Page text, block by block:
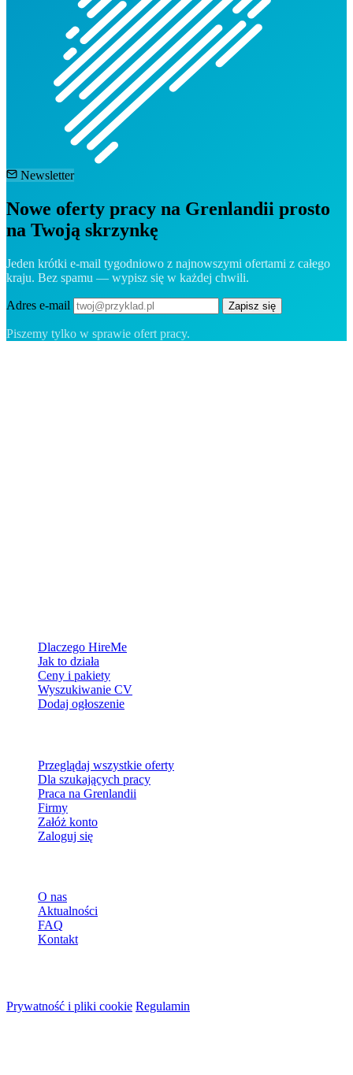
Newsletter
Nowe oferty pracy na Grenlandii prosto
na Twoją skrzynkę
Jeden krótki e-mail tygodniowo z najnowszymi ofertami z całego
kraju. Bez spamu — wypisz się w każdej chwili.
Adres e-mail Zapisz się
Piszemy tylko w sprawie ofert pracy.
Dlaczego HireMe
Jak to działa
Ceny i pakiety
Wyszukiwanie CV
Dodaj ogłoszenie
Przeglądaj wszystkie oferty
Dla szukających pracy
Praca na Grenlandii
Firmy
Załóż konto
Zaloguj się
O nas
Aktualności
FAQ
Kontakt
Prywatność i pliki cookie Regulamin